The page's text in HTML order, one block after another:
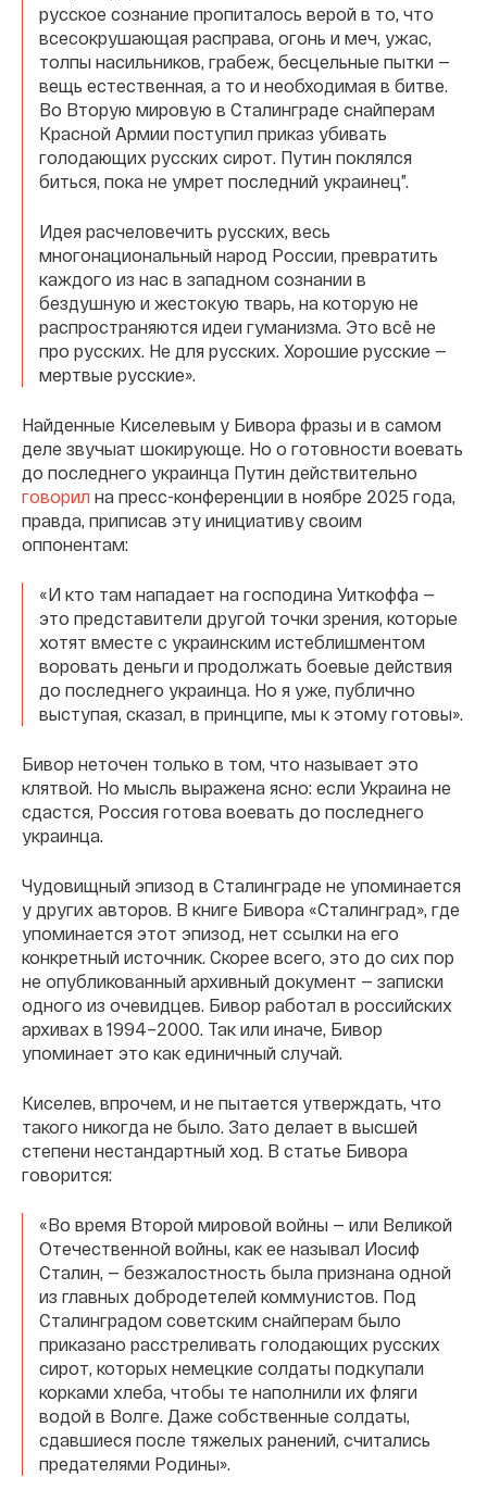
русское сознание пропиталось верой в то, что
всесокрушающая расправа, огонь и меч, ужас,
толпы насильников, грабеж, бесцельные пытки —
вещь естественная, а то и необходимая в битве.
Во Вторую мировую в Сталинграде снайперам
Красной Армии поступил приказ убивать
голодающих русских сирот. Путин поклялся
биться, пока не умрет последний украинец”.
Идея расчеловечить русских, весь
многонациональный народ России, превратить
каждого из нас в западном сознании в
бездушную и жестокую тварь, на которую не
распространяются идеи гуманизма. Это всё не
про русских. Не для русских. Хорошие русские —
мертвые русские».
Найденные Киселевым у Бивора фразы и в самом
деле звучыат шокирующе. Но о готовности воевать
до последнего украинца Путин действительно
говорил на пресс-конференции в ноябре 2025 года,
правда, приписав эту инициативу своим
оппонентам:
«И кто там нападает на господина Уиткоффа —
это представители другой точки зрения, которые
хотят вместе с украинским истеблишментом
воровать деньги и продолжать боевые действия
до последнего украинца. Но я уже, публично
выступая, сказал, в принципе, мы к этому готовы».
Бивор неточен только в том, что называет это
клятвой. Но мысль выражена ясно: если Украина не
сдастся, Россия готова воевать до последнего
украинца.
Чудовищный эпизод в Сталинграде не упоминается
у других авторов. В книге Бивора «Сталинград», где
упоминается этот эпизод, нет ссылки на его
конкретный источник. Скорее всего, это до сих пор
не опубликованный архивный документ — записки
одного из очевидцев. Бивор работал в российских
архивах в 1994–2000. Так или иначе, Бивор
упоминает это как единичный случай.
Киселев, впрочем, и не пытается утверждать, что
такого никогда не было. Зато делает в высшей
степени нестандартный ход. В статье Бивора
говорится:
«Во время Второй мировой войны — или Великой
Отечественной войны, как ее называл Иосиф
Сталин, — безжалостность была признана одной
из главных добродетелей коммунистов. Под
Сталинградом советским снайперам было
приказано расстреливать голодающих русских
сирот, которых немецкие солдаты подкупали
корками хлеба, чтобы те наполнили их фляги
водой в Волге. Даже собственные солдаты,
сдавшиеся после тяжелых ранений, считались
предателями Родины».